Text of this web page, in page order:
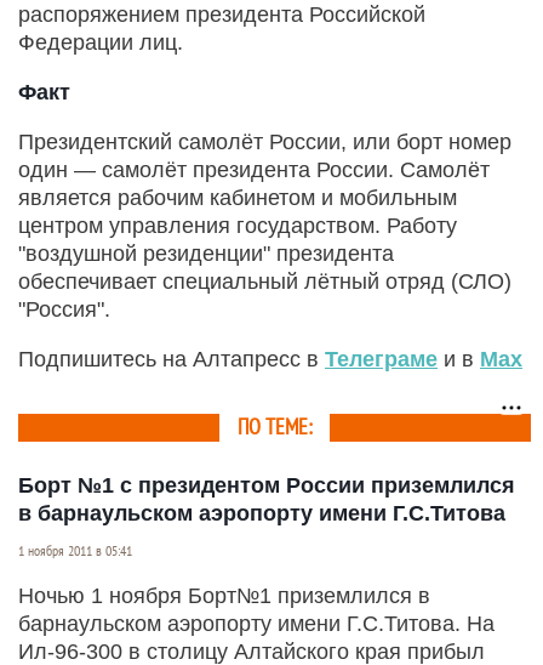
распоряжением президента Российской
Федерации лиц.
Факт
Президентский самолёт России, или борт номер
один — самолёт президента России. Самолёт
является рабочим кабинетом и мобильным
центром управления государством. Работу
"воздушной резиденции" президента
обеспечивает специальный лётный отряд (СЛО)
"Россия".
Подпишитесь на Алтапресс в Телеграме и в Max
ПО ТЕМЕ:
Борт №1 с президентом России приземлился
в барнаульском аэропорту имени Г.С.Титова
1 ноября 2011 в 05:41
Ночью 1 ноября Борт№1 приземлился в
барнаульском аэропорту имени Г.С.Титова. На
Ил-96-300 в столицу Алтайского края прибыл